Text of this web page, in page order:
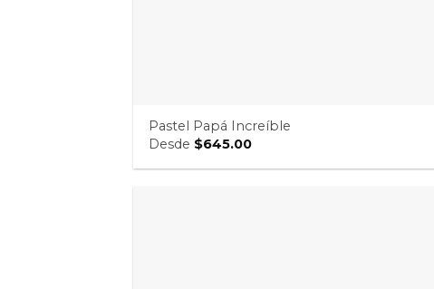
Pastel Papá Increíble
Desde $645.00